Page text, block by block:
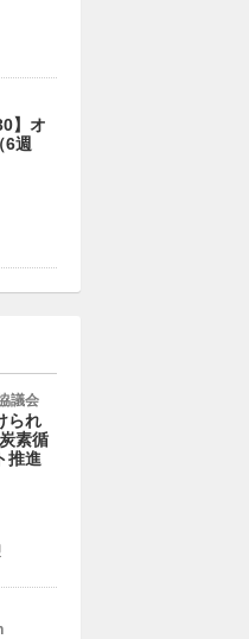
】オ
週
議会
られ
素循
推進